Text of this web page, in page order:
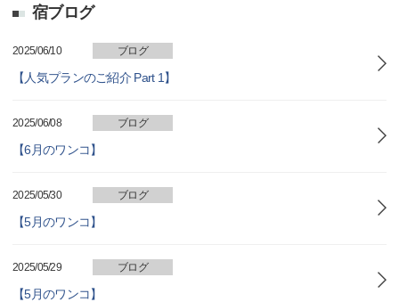
宿ブログ
2025/06/10 ブログ
【人気プランのご紹介 Part 1】
2025/06/08 ブログ
【6月のワンコ】
2025/05/30 ブログ
【5月のワンコ】
2025/05/29 ブログ
【5月のワンコ】